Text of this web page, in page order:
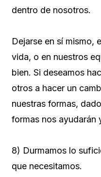
dentro de nosotros.
Dejarse en sí mismo,
vida, o en nuestros
bien. Si deseamos
otros a hacer un
nuestras formas,
formas nos ayudarán
8) Durmamos lo
que necesitamos.